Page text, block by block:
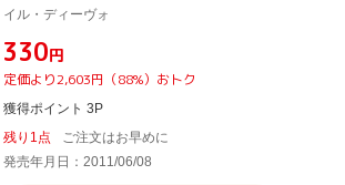
イル・ディーヴォ
¥330円
定価より2,603円（88%）おトク
獲得ポイント 3P
残り1点
ご注文はお早めに
発売年月日：2011/06/08